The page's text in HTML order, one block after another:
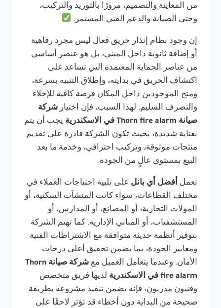
من المعاينة والتصميم، مرورًا بالتوريد والتركيب،
وحتى الصيانة والدعم الفني المستمر.
إن وجود نظام إنذار حريق فعال ليس مجرد رفاهية
أو إضافة ثانوية داخل المبنى، بل هو عنصر أساسي
من عناصر الحماية المعتمدة التي تساعد على
اكتشاف الحريق في بدايته، وإطلاق التنبيه بسرعة،
ومنح الموجودين داخل المكان فرصة كافية للإخلاء
والتصرف السليم. لهذا السبب، فإن اختيار شركة
صيانة Thorn fire alarm في الاسكندرية
يجب أن يتم
بعناية شديدة، بحيث تكون الشركة قادرة على تقديم
منتجات موثوقة، وتركيب احترافي، وخدمة ما بعد
البيع بمستوى عالٍ من الجودة.
تعمل أفضل أي بانل على تلبية احتياجات العملاء في
مختلف القطاعات، سواء كانت المنشآت السكنية، أو
المولات التجارية، أو المصانع، أو المدارس، أو
المستشفيات، أو المباني الإدارية. كما تهتم الشركة
بتوفير أنظمة حديثة متوافقة مع الاشتراطات الفنية
ومعايير الجودة، بما يضمن تحقيق أعلى درجات
الأمان. وعندما يتعامل العميل مع
شركة صيانة Thorn
fire alarm في الاسكندرية
لديها فريق متخصص
وفنيون مدربون، فإنه يضمن تنفيذ مشروعه بطريقة
صحيحة من البداية دون أخطاء قد تؤثر لاحقًا على